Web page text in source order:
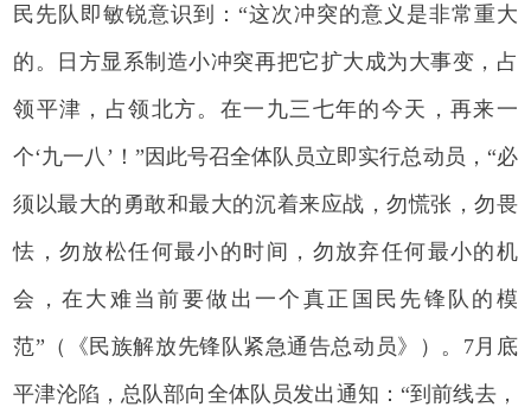
民先队即敏锐意识到：“这次冲突的意义是非常重大
的。日方显系制造小冲突再把它扩大成为大事变，占
领平津，占领北方。在一九三七年的今天，再来一
个‘九一八’！”因此号召全体队员立即实行总动员，“必
须以最大的勇敢和最大的沉着来应战，勿慌张，勿畏
怯，勿放松任何最小的时间，勿放弃任何最小的机
会，在大难当前要做出一个真正国民先锋队的模
范”（《民族解放先锋队紧急通告总动员》）。7月底
平津沦陷，总队部向全体队员发出通知：“到前线去，